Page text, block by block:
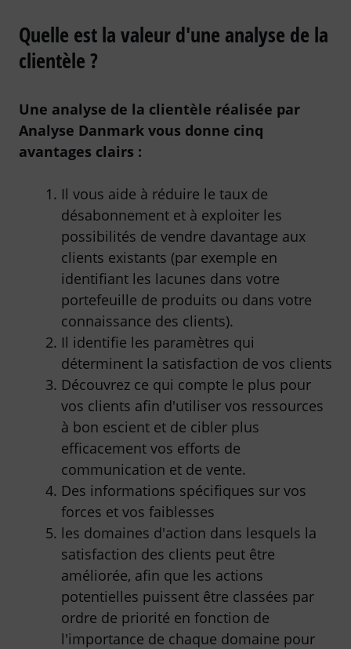
Quelle est la valeur d'une analyse de la
clientèle ?
Une analyse de la clientèle réalisée par
Analyse Danmark vous donne cinq
avantages clairs :
Il vous aide à réduire le taux de
désabonnement et à exploiter les
possibilités de vendre davantage aux
clients existants (par exemple en
identifiant les lacunes dans votre
portefeuille de produits ou dans votre
connaissance des clients).
Il identifie les paramètres qui
déterminent la satisfaction de vos clients
Découvrez ce qui compte le plus pour
vos clients afin d'utiliser vos ressources
à bon escient et de cibler plus
efficacement vos efforts de
communication et de vente.
Des informations spécifiques sur vos
forces et vos faiblesses
les domaines d'action dans lesquels la
satisfaction des clients peut être
améliorée, afin que les actions
potentielles puissent être classées par
ordre de priorité en fonction de
l'importance de chaque domaine pour